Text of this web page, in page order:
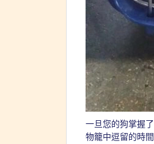
一旦您的狗掌握
物籠中逗留的時